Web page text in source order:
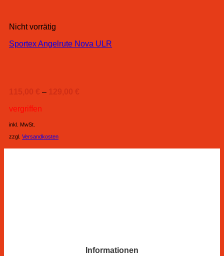
Nicht vorrätig
Sportex Angelrute Nova ULR
115,00 € – 129,00 €
vergriffen
inkl. MwSt.
zzgl. Versandkosten
Informationen